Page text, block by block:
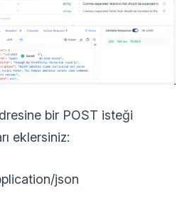
bir POST isteği
eklersiniz:
json